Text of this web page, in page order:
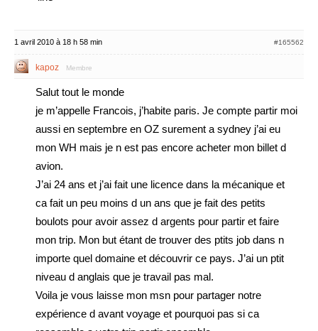
1 avril 2010 à 18 h 58 min #165562
kapoz Membre
Salut tout le monde
je m’appelle Francois, j’habite paris. Je compte partir moi
aussi en septembre en OZ surement a sydney j’ai eu
mon WH mais je n est pas encore acheter mon billet d
avion.
J’ai 24 ans et j’ai fait une licence dans la mécanique et
ca fait un peu moins d un ans que je fait des petits
boulots pour avoir assez d argents pour partir et faire
mon trip. Mon but étant de trouver des ptits job dans n
importe quel domaine et découvrir ce pays. J’ai un ptit
niveau d anglais que je travail pas mal.
Voila je vous laisse mon msn pour partager notre
expérience d avant voyage et pourquoi pas si ca